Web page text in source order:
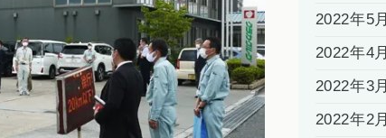
2022年5月
2022年4月
2022年3月
2022年2月